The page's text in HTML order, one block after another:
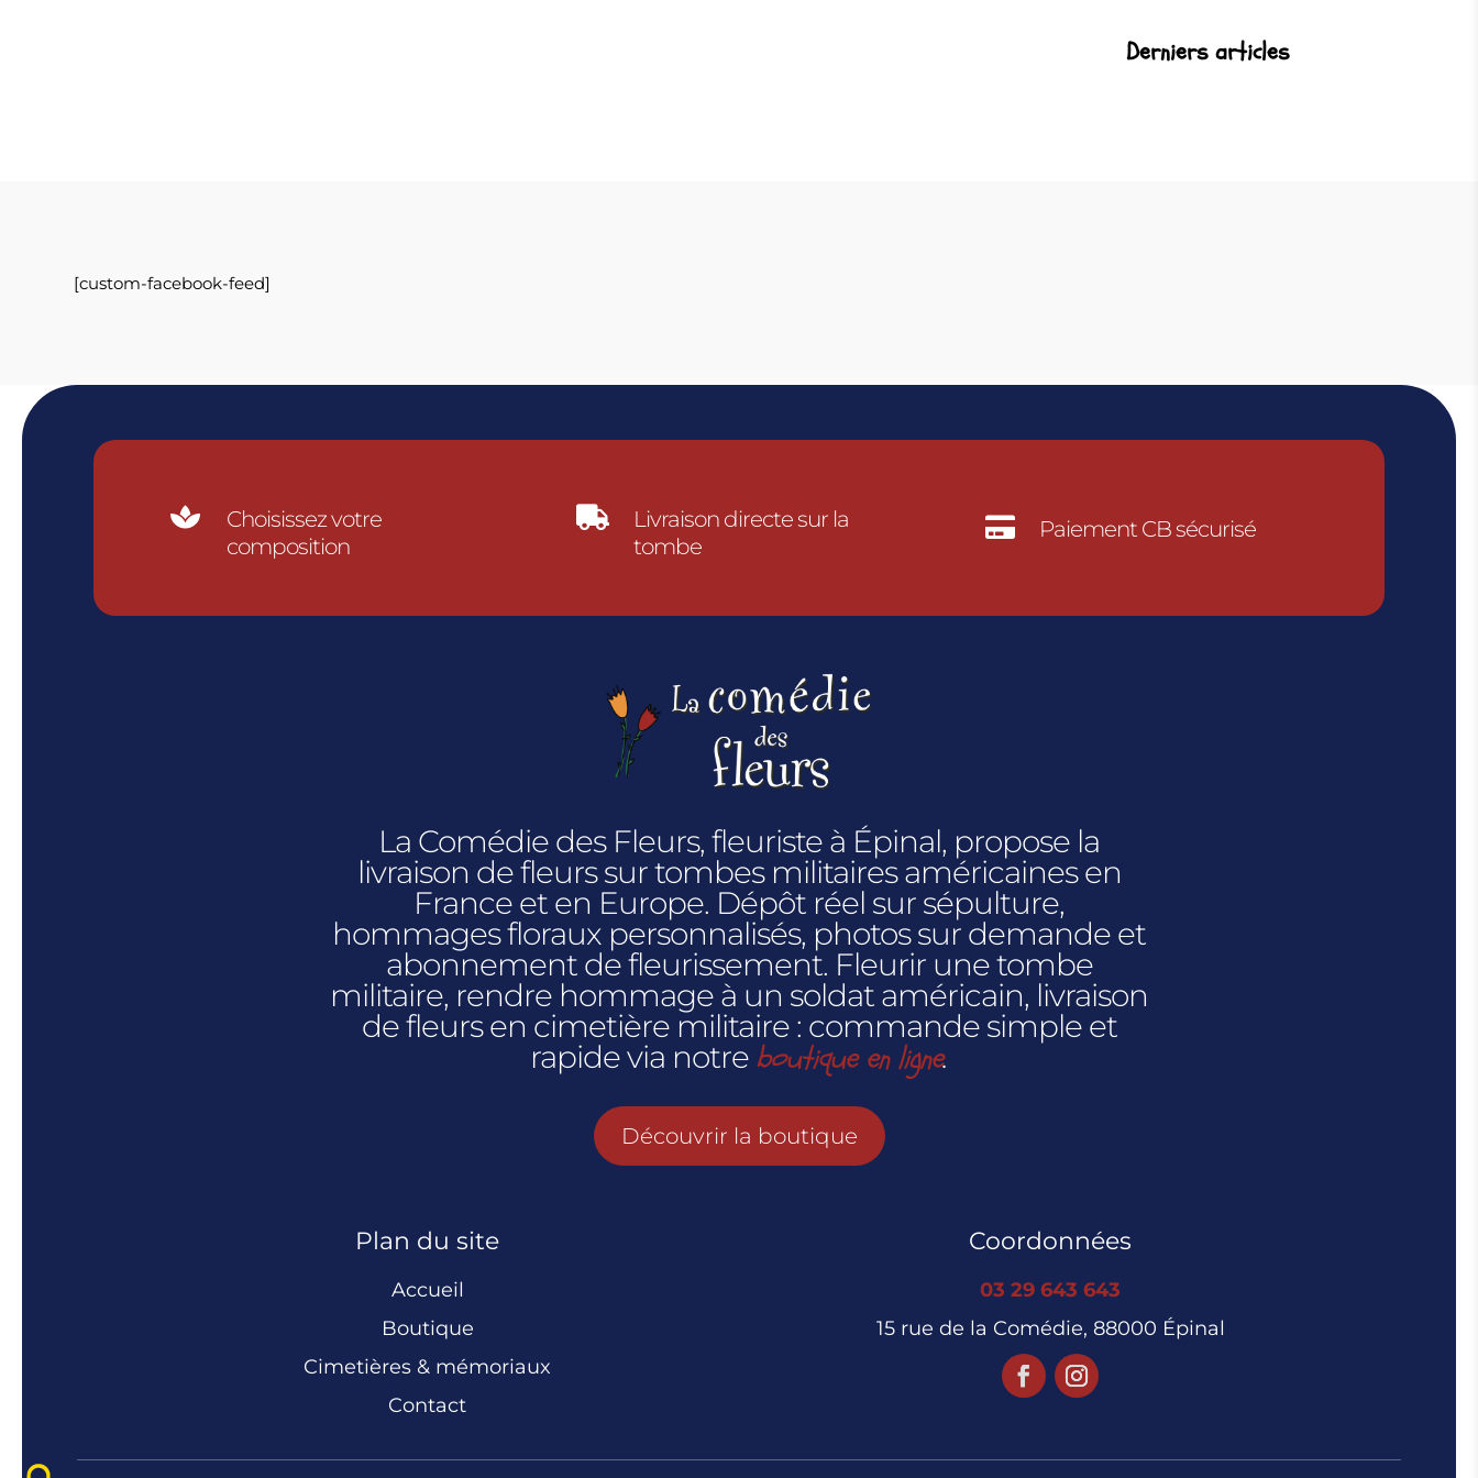
Derniers articles
[custom-facebook-feed]

Choisissez votre
composition

Livraison directe sur la
tombe
 Paiement CB sécurisé
La Comédie des Fleurs, fleuriste à Épinal, propose la
livraison de fleurs sur tombes militaires américaines en
France et en Europe. Dépôt réel sur sépulture,
hommages floraux personnalisés, photos sur demande et
abonnement de fleurissement. Fleurir une tombe
militaire, rendre hommage à un soldat américain, livraison
de fleurs en cimetière militaire : commande simple et
rapide via notre boutique en ligne.
Découvrir la boutique
Plan du site
Accueil
Boutique
Cimetières & mémoriaux
Contact
Coordonnées
03 29 643 643
15 rue de la Comédie, 88000 Épinal